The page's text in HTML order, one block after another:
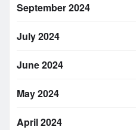
September 2024
July 2024
June 2024
May 2024
April 2024